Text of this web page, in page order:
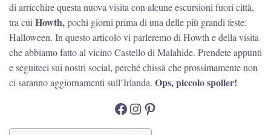
di arricchire questa nuova visita con alcune escursioni fuori città,
tra cuiHowth,pochi giorni prima di una delle più grandi feste:
Halloween. In questo articolo vi parleremo di Howth e della visita
che abbiamo fatto al vicino Castello di Malahide. Prendete appunti
e seguiteci sui nostri social, perché chissà che prossimamente non
ci saranno aggiornamenti sull’Irlanda. Ops, piccolo spoiler!
Facebook
Instagram
Pinterest